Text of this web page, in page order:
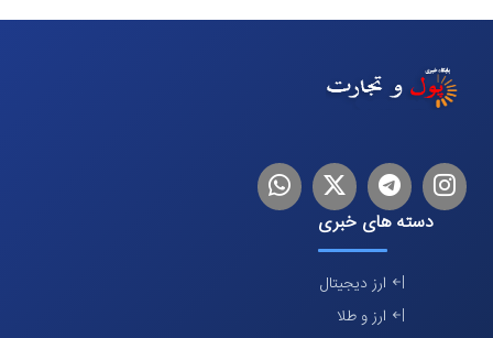
اینستاگرام
تلگرام توییترلینکدین
دسته های خبری
ارز دیجیتال
ارز و طلا